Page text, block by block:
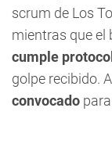
scrum de Los
mientras que el
cumple
golpe recibido.
convocado